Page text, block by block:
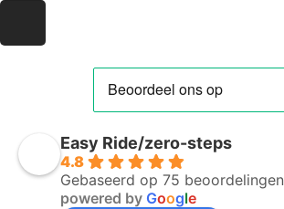
Easy Ride/zero-steps
4.8
Gebaseerd op 75 beoordelingen
powered by Google